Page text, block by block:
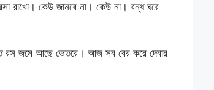
রাখো। কেউ জানবে না। কেউ না। বন্ধ ঘরে
রস জমে আছে ভেতরে। আজ সব বের করে দেবার